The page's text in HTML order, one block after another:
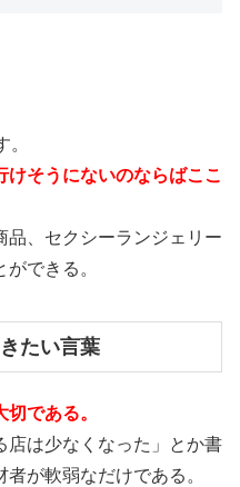
そうにないのならばここ
品、セクシーランジェリー
できる。
たい言葉
である。
店は少なくなった」とか書
が軟弱なだけである。